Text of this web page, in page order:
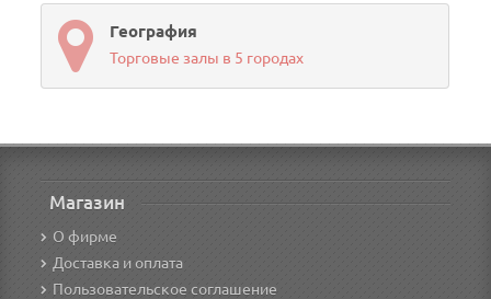
География
Торговые залы в 5 городах
Магазин
О фирме
Доставка и оплата
Пользовательское соглашение